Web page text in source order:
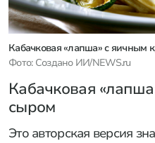
Кабачковая «лапша» с яичным
Фото: Создано ИИ/NEWS.ru
Кабачковая
сыром
Это авторская версия